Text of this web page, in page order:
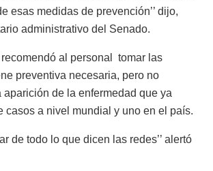
esas medidas de prevención’’ dijo,
administrativo del Senado.
al personal tomar las
preventiva necesaria, pero no
aparición de la enfermedad que ya
casos a nivel mundial y uno en el país.
de todo lo que dicen las redes’’ alertó